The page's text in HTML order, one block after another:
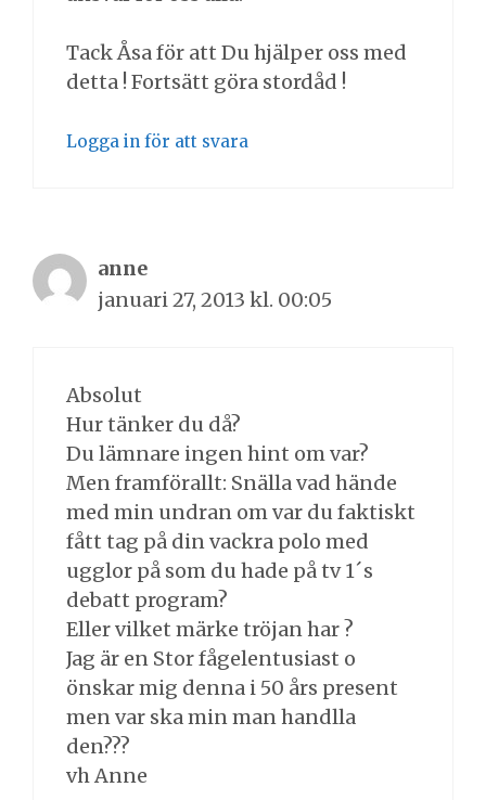
Tack Åsa för att Du hjälper oss med
detta ! Fortsätt göra stordåd !
Logga in för att svara
anne
januari 27, 2013 kl. 00:05
Absolut
Hur tänker du då?
Du lämnare ingen hint om var?
Men framförallt: Snälla vad hände
med min undran om var du faktiskt
fått tag på din vackra polo med
ugglor på som du hade på tv 1´s
debatt program?
Eller vilket märke tröjan har ?
Jag är en Stor fågelentusiast o
önskar mig denna i 50 års present
men var ska min man handlla
den???
vh Anne